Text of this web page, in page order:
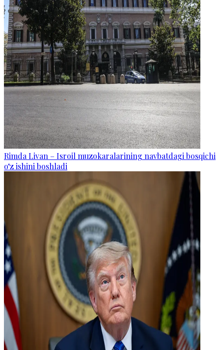
Rimda Livan – Isroil muzokaralarining navbatdagi bosqichi
o‘z ishini boshladi